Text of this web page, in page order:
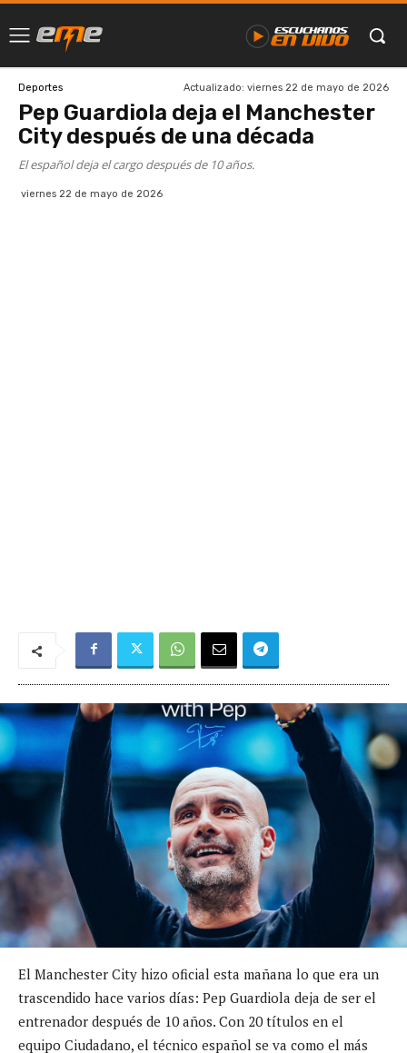
Deportes Actualizado: viernes 22 de mayo de 2026
Pep Guardiola deja el Manchester
City después de una década
El español deja el cargo después de 10 años.
viernes 22 de mayo de 2026
El Manchester City hizo oficial esta mañana lo que era un
trascendido hace varios días: Pep Guardiola deja de ser el
entrenador después de 10 años. Con 20 títulos en el
equipo Ciudadano, el técnico español se va como el más